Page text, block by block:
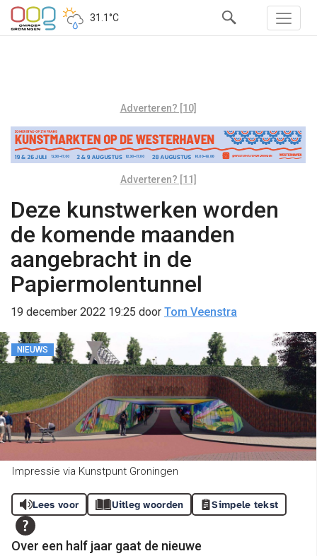
31.1°C
Adverteren? [10]
Adverteren? [11]
Deze kunstwerken worden
de komende maanden
aangebracht in de
Papiermolentunnel
19 december 2022 19:25 door Tom Veenstra
NIEUWS
Impressie via Kunstpunt Groningen
Lees voor Uitleg woorden Simpele tekst
Over een half jaar gaat de nieuwe